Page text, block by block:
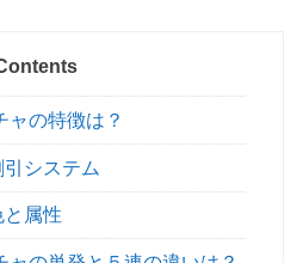
ャの特徴は？
システム
と属性